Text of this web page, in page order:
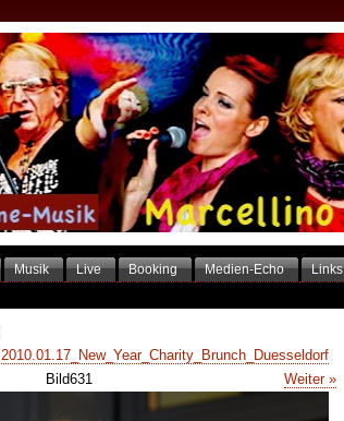
Musik Live Booking Medien-Echo Links
2010.01.17_New_Year_Charity_Brunch_Duesseldorf
Weiter »
Bild631